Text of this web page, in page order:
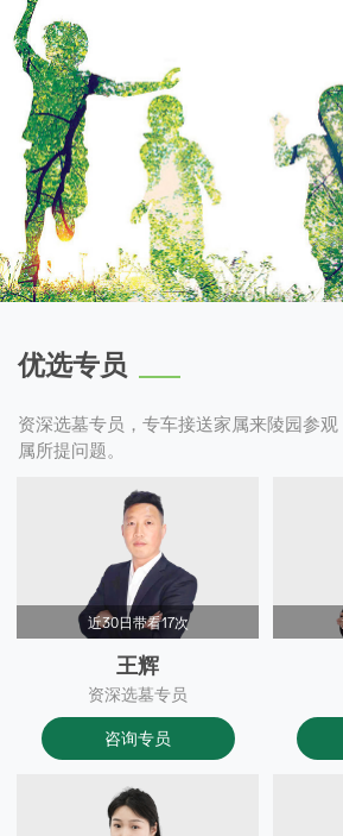
优选专员
资深选墓专员，专车接送家属来陵园参
属所提问题。
近30日带看17次
王辉
资深选墓专员
咨询专员